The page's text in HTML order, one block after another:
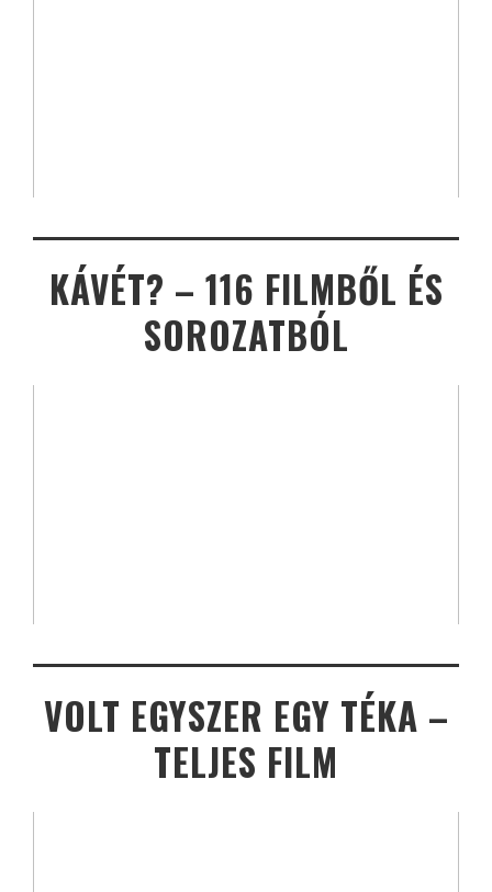
KÁVÉT? – 116 FILMBŐL ÉS
SOROZATBÓL
VOLT EGYSZER EGY TÉKA –
TELJES FILM